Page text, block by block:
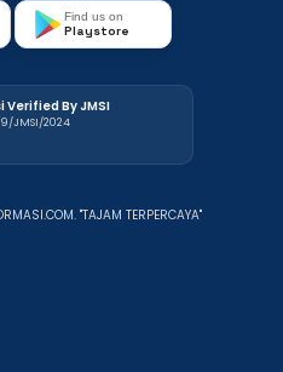
Find us on
Playstore
By JMSI
JMSI/2024
"TAJAM TERPERCAYA"